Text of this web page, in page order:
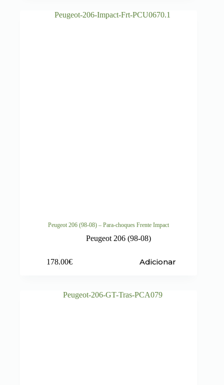
Peugeot 206 (98-08) – Para-choques Frente Impact
Peugeot 206 (98-08)
178.00€ Adicionar